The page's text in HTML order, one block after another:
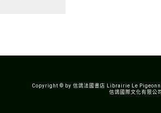
Copyright © by 信鴿法國書店 Librairie Le
信鴿國際文化有限